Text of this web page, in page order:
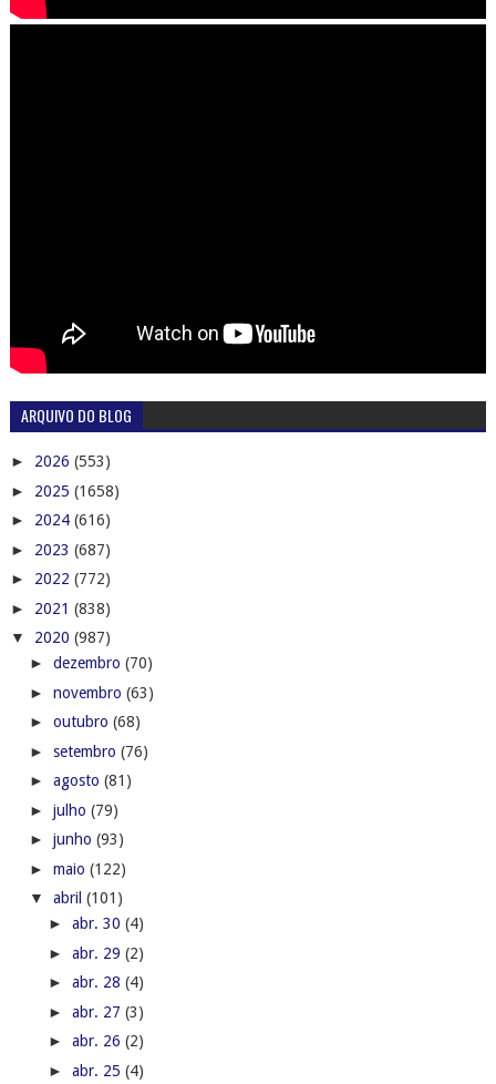
ARQUIVO DO BLOG
► 2026 (553)
► 2025 (1658)
► 2024 (616)
► 2023 (687)
► 2022 (772)
► 2021 (838)
▼2020(987)
► dezembro (70)
► novembro(63)
► outubro(68)
► setembro(76)
► agosto(81)
► julho(79)
► junho(93)
► maio(122)
▼abril(101)
► abr. 30 (4)
► abr. 29 (2)
► abr. 28 (4)
► abr. 27 (3)
► abr. 26 (2)